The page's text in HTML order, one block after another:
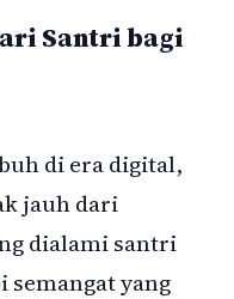
Santri bagi
di era digital,
jauh dari
dialami santri
semangat yang